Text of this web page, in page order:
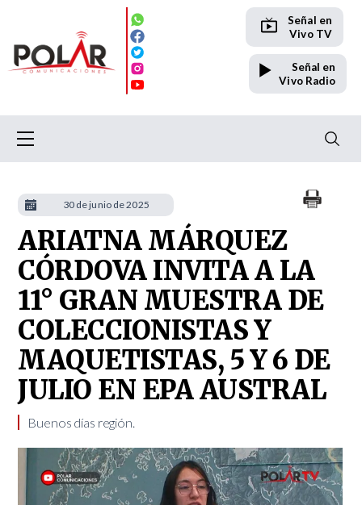
Señal en
Vivo TV
Señal en
Vivo Radio
ARIATNA MÁRQUEZ
CÓRDOVA INVITA A LA
11° GRAN MUESTRA DE
COLECCIONISTAS Y
MAQUETISTAS, 5 Y 6 DE
JULIO EN EPA AUSTRAL
Buenos días región.
30 de junio de 2025